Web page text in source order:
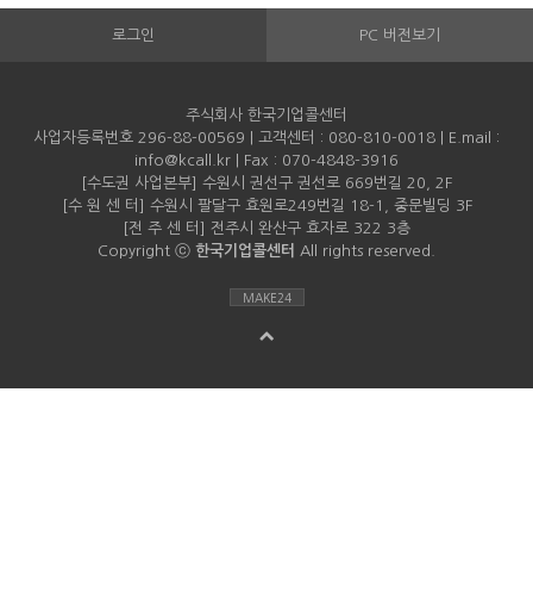
로그인 PC 버전보기
주식회사 한국기업콜센터
사업자등록번호 296-88-00569 | 고객센터 : 080-810-0018 | E.mail :
info@kcall.kr | Fax : 070-4848-3916
[수도권 사업본부] 수원시 권선구 권선로 669번길 20, 2F
[수 원 센 터] 수원시 팔달구 효원로249번길 18-1, 중문빌딩 3F
[전 주 센 터] 전주시 완산구 효자로 322 3층
Copyright ⓒ 한국기업콜센터 All rights reserved.
MAKE24